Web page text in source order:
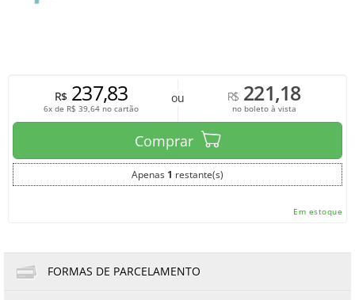
R$237,83
6x de R$ 39,64 no cartão
ou R$ 221,18
no boleto à vista
Comprar
Apenas 1 restante(s)
Em estoque
FORMAS DE PARCELAMENTO